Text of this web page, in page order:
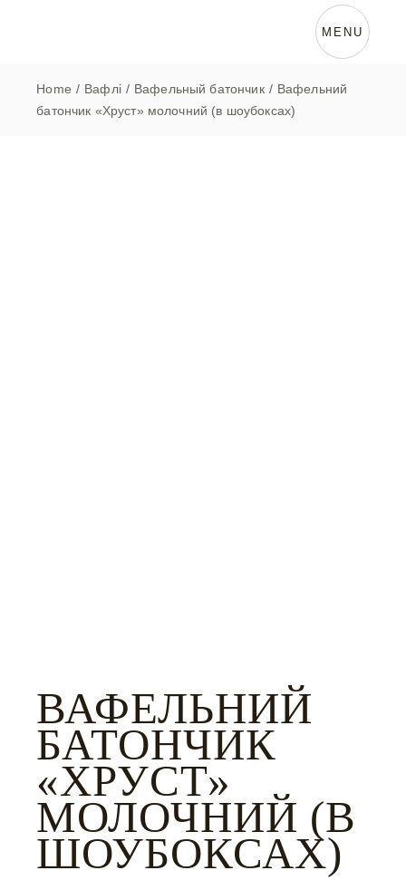
MENU
Home Вафлі Вафельный батончик
Вафельний
батончик «Хруст» молочний (в шоубоксах)
ВАФЕЛЬНИЙ
БАТОНЧИК
«ХРУСТ»
МОЛОЧНИЙ (В
ШОУБОКСАХ)